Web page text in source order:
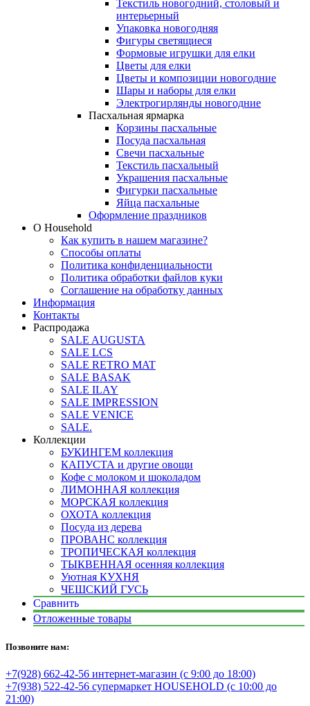
Текстиль новогодний, столовый и
интерьерный
Упаковка новогодняя
Фигуры светящиеся
Формовые игрушки для елки
Цветы для елки
Цветы и композиции новогодние
Шары и наборы для елки
Электрогирлянды новогодние
Пасхальная ярмарка
Корзины пасхальные
Посуда пасхальная
Свечи пасхальные
Текстиль пасхальный
Украшения пасхальные
Фигурки пасхальные
Яйца пасхальные
Оформление праздников
О Household
Как купить в нашем магазине?
Способы оплаты
Политика конфиденциальности
Политика обработки файлов куки
Соглашение на обработку данных
Информация
Контакты
Распродажа
SALE AUGUSTA
SALE LCS
SALE RETRO MAT
SALE BASAK
SALE ILAY
SALE IMPRESSION
SALE VENICE
SALE.
Коллекции
БУКИНГЕМ коллекция
КАПУСТА и другие овощи
Кофе с молоком и шоколадом
ЛИМОННАЯ коллекция
МОРСКАЯ коллекция
ОХОТА коллекция
Посуда из дерева
ПРОВАНС коллекция
ТРОПИЧЕСКАЯ коллекция
ТЫКВЕННАЯ осенняя коллекция
Уютная КУХНЯ
ЧЕШСКИЙ ГУСЬ
Сравнить
Отложенные товары
Позвоните нам:
+7(928) 662-42-56 интернет-магазин (с 9:00 до 18:00)
+7(938) 522-42-56 супермаркет HOUSEHOLD (с 10:00 до
21:00)